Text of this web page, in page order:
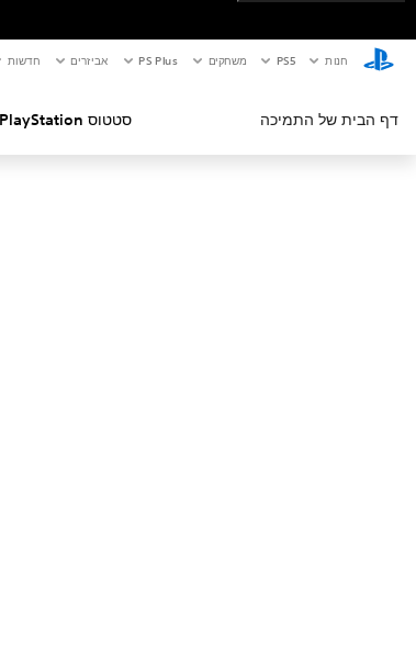
חנות PS5‏ משחקים PS Plus אביזרים חדשות
דף הבית של התמיכה סטטוס PlayStation